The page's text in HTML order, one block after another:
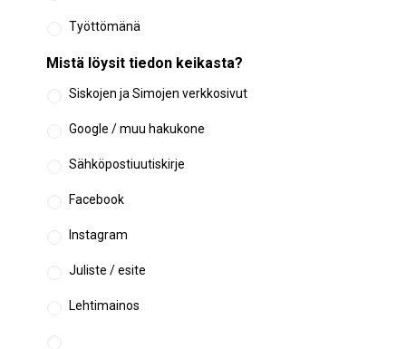
Työttömänä
Mistä löysit tiedon keikasta?
Siskojen ja Simojen verkkosivut
Google / muu hakukone
Sähköpostiuutiskirje
Facebook
Instagram
Juliste / esite
Lehtimainos